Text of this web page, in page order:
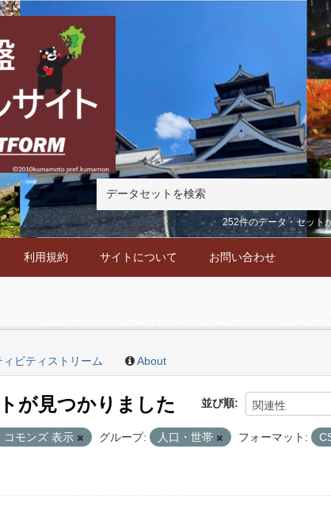
252件のデータ・セット
利用規約 サイトについて お問い合わせ
ィビティストリーム About
並び順
が見つかりました
コモンズ 表示 グループ: 人口・世帯 フォーマット: